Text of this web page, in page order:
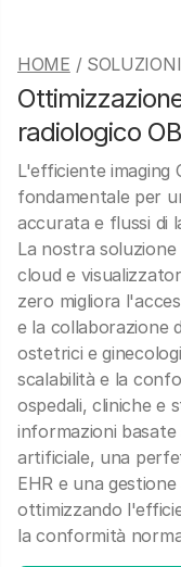
HOME /
radiologico
L'efficiente imaging
fondamentale per
accurata e flussi di
La nostra soluzione
cloud e
zero migliora
e la collaborazione
ostetrici e
scalabilità e la
ospedali, cliniche e
informazioni
artificiale, una
EHR e una
ottimizzando
la conformità